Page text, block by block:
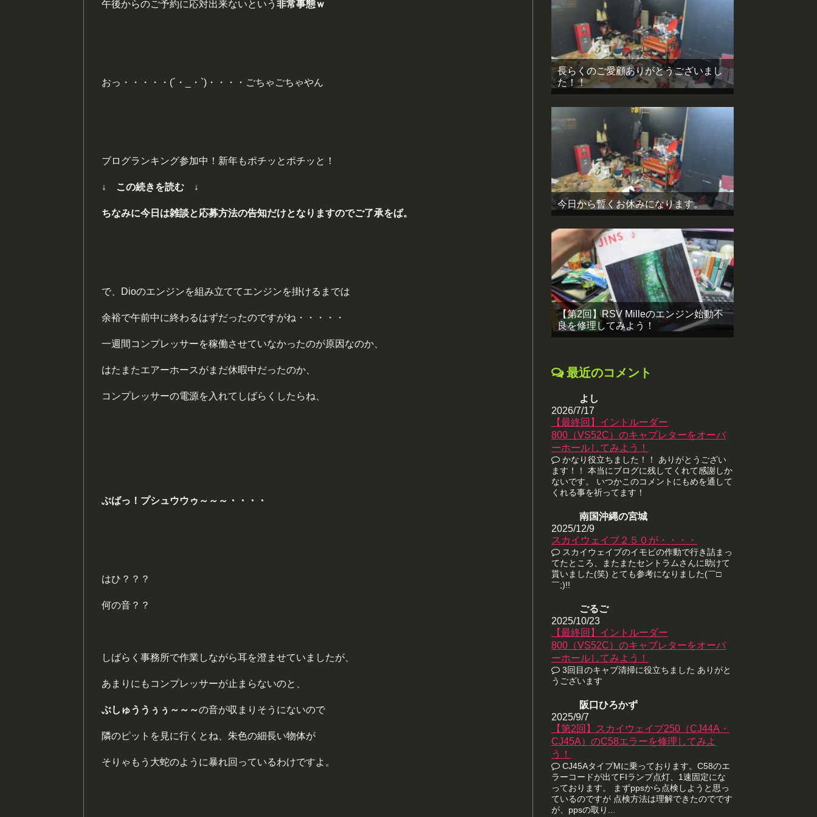
午後からのご予約に応対出来ないという 非常事態ｗ
おっ・・・・・(´・_・`)・・・・ごちゃごちゃやん
ブログランキング参加中！新年もポチッとポチッと！
↓ この続きを読む ↓
ちなみに今日は雑談と応募方法の告知だけとなりますのでご了承をば。
で、Dioのエンジンを組み立ててエンジンを掛けるまでは
余裕で午前中に終わるはずだったのですがね・・・・・
一週間コンプレッサーを稼働させていなかったのが原因なのか、
はたまたエアーホースがまだ休暇中だったのか、
コンプレッサーの電源を入れてしばらくしたらね、
ぶばっ！プシュウウゥ～～～・・・・
はひ？？？
何の音？？
しばらく事務所で作業しながら耳を澄ませていましたが、
あまりにもコンプレッサーが止まらないのと、
ぶしゅううぅぅ～～～の音が収まりそうにないので
隣のピットを見に行くとね、朱色の細長い物体が
そりゃもう 大蛇のように暴れ回っているわけですよ。
長らくのご愛顧ありがとうございまし
た！！
今日から暫くお休みになります。
【第2回】RSV Milleのエンジン始動不
良を修理してみよう！
最近のコメント
よし
2026/7/17
【最終回】イントルーダー
800（VS52C）のキャブレターをオーバ
ーホールしてみよう！
かなり役立ちました！！ ありがとうござい
ます！！ 本当にブログに残してくれて感謝しか
ないです。 いつかこのコメントにもめを通して
くれる事を祈ってます！
南国沖縄の宮城
2025/12/9
スカイウェイブ２５０が・・・・
スカイウェイブのイモビの作動で行き詰まっ
てたところ、またまたセントラムさんに助けて
貰いました(笑) とても参考になりました(￣□
￣;)!!
ごるご
2025/10/23
【最終回】イントルーダー
800（VS52C）のキャブレターをオーバ
ーホールしてみよう！
3回目のキャブ清掃に役立ちました ありがと
うございます
阪口ひろかず
2025/9/7
【第2回】スカイウェイブ250（CJ44A・
CJ45A）のC58エラーを修理してみよ
う！
CJ45AタイプMに乗っております。C58のエ
ラーコードが出てFIランプ点灯、1速固定にな
っております。 まずppsから点検しようと思っ
ているのですが 点検方法は理解できたのでです
が、ppsの取り...